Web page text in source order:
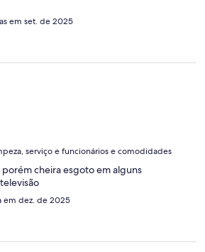
em set. de 2025
serviço e funcionários e comodidades
cheira esgoto em alguns
em dez. de 2025